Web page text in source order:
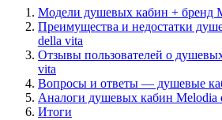
Модели душевых кабин + бренд
Преимущества и недостатки
della vita
Отзывы пользователей о
vita
Вопросы и ответы — душевые
Аналоги душевых кабин Melodia
Итоги